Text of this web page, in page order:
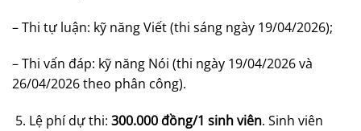
– Thi tự luận: kỹ năng Viết (thi sáng ngày 19/04/2026);
– Thi vấn đáp: kỹ năng Nói (thi ngày 19/04/2026 và
26/04/2026 theo phân công).
Lệ phí dự thi: 300.000 đồng/1 sinh viên. Sinh viên